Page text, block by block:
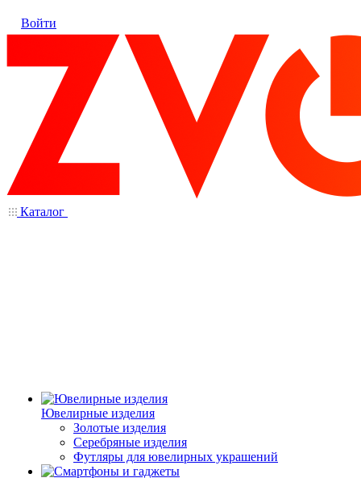
Войти
Каталог
Ювелирные изделия
Золотые изделия
Серебряные изделия
Футляры для ювелирных украшений